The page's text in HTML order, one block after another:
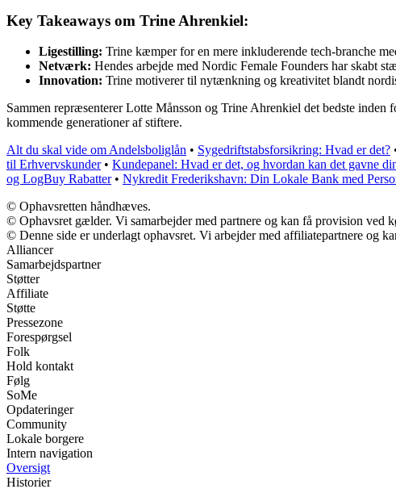
Key Takeaways om Trine Ahrenkiel:
Ligestilling: Trine kæmper for en mere inkluderende tech-branche
Netværk: Hendes arbejde med Nordic Female Founders har skabt
Innovation: Trine motiverer til nytænkning og kreativitet blandt
Sammen repræsenterer Lotte Månsson og Trine Ahrenkiel det bedste
kommende generationer af stiftere.
Alt du skal vide om Andelsboliglån • Sygedriftstabsforsikring: Hvad er det?
til Erhvervskunder• Kundepanel: Hvad er det, og hvordan kan det gavne
og LogBuy Rabatter• Nykredit Frederikshavn: Din Lokale Bank med
© Ophavsretten håndhæves.
© Ophavsret gælder. Vi samarbejder med partnere og kan få provision ved
© Denne side er underlagt ophavsret. Vi arbejder med affiliatepartnere og
Alliancer
Samarbejdspartner
Støtter
Affiliate
Støtte
Pressezone
Forespørgsel
Folk
Hold kontakt
Følg
SoMe
Opdateringer
Community
Lokale borgere
Intern navigation
Oversigt
Historier